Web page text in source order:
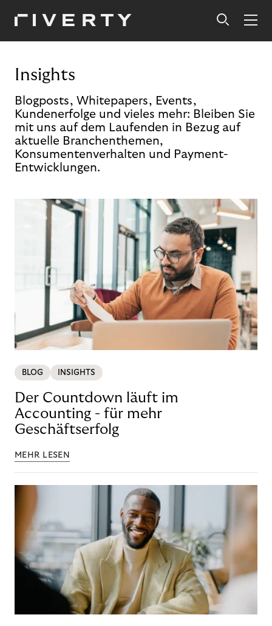
Insights
Blogposts, Whitepapers, Events,
Kundenerfolge und vieles mehr: Bleiben Sie
mit uns auf dem Laufenden in Bezug auf
aktuelle Branchenthemen,
Konsumentenverhalten und Payment-
Entwicklungen.
BLOG INSIGHTS
Der Countdown läuft im
Accounting - für mehr
Geschäftserfolg
MEHR LESEN